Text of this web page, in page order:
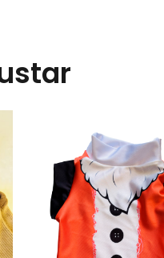
Polera Quickdry Paleta
corazones